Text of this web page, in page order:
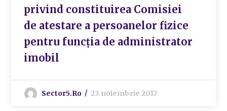
privind constituirea Comisiei
de atestare a persoanelor fizice
pentru funcția de administrator
imobil
Sector5.ro 23 noiembrie 2017